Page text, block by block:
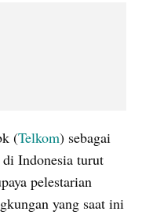
(Telkom) sebagai
Indonesia turut
pelestarian
yang saat ini